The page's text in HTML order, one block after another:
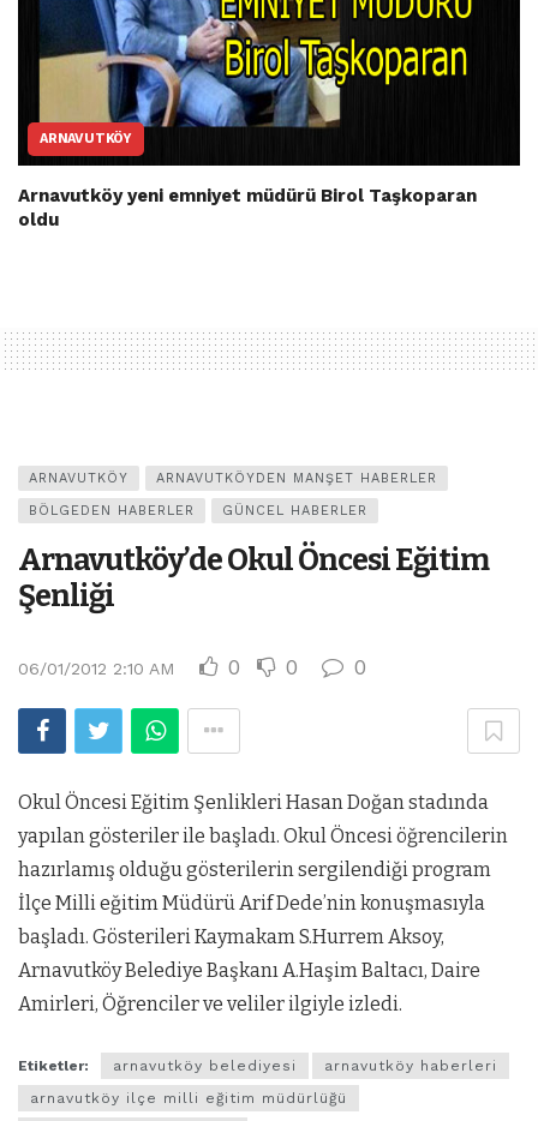
ARNAVUTKÖY
Arnavutköy yeni emniyet müdürü Birol Taşkoparan
oldu
ARNAVUTKÖY ARNAVUTKÖYDEN MANŞET HABERLER
BÖLGEDEN HABERLER GÜNCEL HABERLER
Arnavutköy’de Okul Öncesi Eğitim
Şenliği
06/01/2012 2:10 AM 0 0 0
Okul Öncesi Eğitim Şenlikleri Hasan Doğan stadında
yapılan gösteriler ile başladı. Okul Öncesi öğrencilerin
hazırlamış olduğu gösterilerin sergilendiği program
İlçe Milli eğitim Müdürü Arif Dede’nin konuşmasıyla
başladı. Gösterileri Kaymakam S.Hurrem Aksoy,
Arnavutköy Belediye Başkanı A.Haşim Baltacı, Daire
Amirleri, Öğrenciler ve veliler ilgiyle izledi.
Etiketler: arnavutköy belediyesi
arnavutköy haberleri
arnavutköy ilçe milli eğitim müdürlüğü